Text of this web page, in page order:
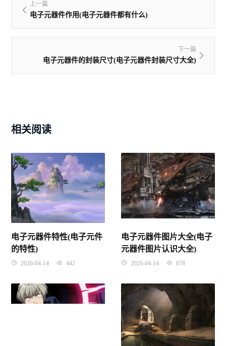
上一篇
电子元器件作用(电子元器件都有什么)
下一篇
电子元器件的封装尺寸(电子元器件封装尺寸大全)
相关阅读
电子元器件特性(电子元件
的特性)
2026-04-14 442
电子元器件图片大全(电子
元器件图片认识大全)
2026-04-14 878